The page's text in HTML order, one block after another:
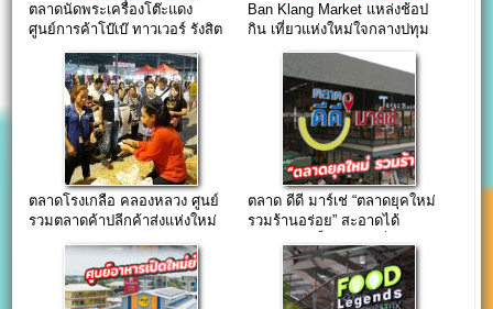
ตลาดนัดพระเครื่องโต๊ะแดง
ศูนย์การค้าโบ๊เบ๊ ทาวเวอร์ รังสิต
Ban Klang Market แหล่งช้อป
กิน เที่ยวแห่งใหม่ใจกลางปทุม
ตลาดโรงเกลือ คลองหลวง ศูนย์
รวมตลาดค้าปลีกค้าส่งแห่งใหม่
ตลาด ดีดี มาร์เช่ “ตลาดยุคใหม่
รวมร้านอร่อย” สะอาดได้
มาตรฐาน เป็นมิตรกับสิ่งแวดล้อม